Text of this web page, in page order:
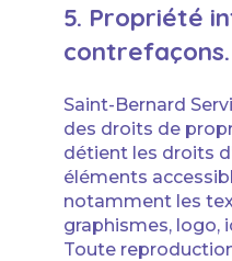
5. Propriété
contrefaçons.
Saint-Bernard
des droits de
détient les droits
éléments
notamment les
graphismes, logo,
Toute